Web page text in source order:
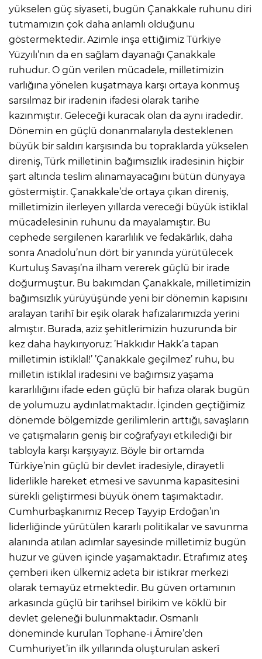
yükselen güç siyaseti, bugün Çanakkale ruhunu diri
tutmamızın çok daha anlamlı olduğunu
göstermektedir. Azimle inşa ettiğimiz Türkiye
Yüzyılı’nın da en sağlam dayanağı Çanakkale
ruhudur. O gün verilen mücadele, milletimizin
varlığına yönelen kuşatmaya karşı ortaya konmuş
sarsılmaz bir iradenin ifadesi olarak tarihe
kazınmıştır. Geleceği kuracak olan da aynı iradedir.
Dönemin en güçlü donanmalarıyla desteklenen
büyük bir saldırı karşısında bu topraklarda yükselen
direniş, Türk milletinin bağımsızlık iradesinin hiçbir
şart altında teslim alınamayacağını bütün dünyaya
göstermiştir. Çanakkale’de ortaya çıkan direniş,
milletimizin ilerleyen yıllarda vereceği büyük istiklal
mücadelesinin ruhunu da mayalamıştır. Bu
cephede sergilenen kararlılık ve fedakârlık, daha
sonra Anadolu’nun dört bir yanında yürütülecek
Kurtuluş Savaşı’na ilham vererek güçlü bir irade
doğurmuştur. Bu bakımdan Çanakkale, milletimizin
bağımsızlık yürüyüşünde yeni bir dönemin kapısını
aralayan tarihî bir eşik olarak hafızalarımızda yerini
almıştır. Burada, aziz şehitlerimizin huzurunda bir
kez daha haykırıyoruz: ’Hakkıdır Hakk’a tapan
milletimin istiklal!’ ’Çanakkale geçilmez’ ruhu, bu
milletin istiklal iradesini ve bağımsız yaşama
kararlılığını ifade eden güçlü bir hafıza olarak bugün
de yolumuzu aydınlatmaktadır. İçinden geçtiğimiz
dönemde bölgemizde gerilimlerin arttığı, savaşların
ve çatışmaların geniş bir coğrafyayı etkilediği bir
tabloyla karşı karşıyayız. Böyle bir ortamda
Türkiye’nin güçlü bir devlet iradesiyle, dirayetli
liderlikle hareket etmesi ve savunma kapasitesini
sürekli geliştirmesi büyük önem taşımaktadır.
Cumhurbaşkanımız Recep Tayyip Erdoğan’ın
liderliğinde yürütülen kararlı politikalar ve savunma
alanında atılan adımlar sayesinde milletimiz bugün
huzur ve güven içinde yaşamaktadır. Etrafımız ateş
çemberi iken ülkemiz adeta bir istikrar merkezi
olarak temayüz etmektedir. Bu güven ortamının
arkasında güçlü bir tarihsel birikim ve köklü bir
devlet geleneği bulunmaktadır. Osmanlı
döneminde kurulan Tophane-i Âmire’den
Cumhuriyet’in ilk yıllarında oluşturulan askerî